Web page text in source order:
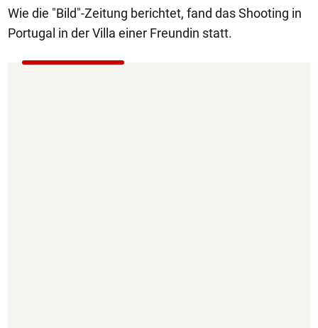
Wie die "Bild"-Zeitung berichtet, fand das Shooting in
Portugal in der Villa einer Freundin statt.